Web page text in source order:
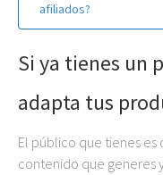
afiliados?
Si ya tienes un
adapta tus
El público que tienes es
contenido que generes